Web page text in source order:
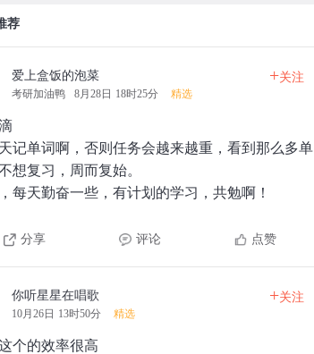
荐
爱上盒饭的泡菜
考研加油鸭 8月28日 18时25分 精选
+关注
记单词啊，否则任务会越来越重，看到那么多单
想复习，周而复始。
每天勤奋一些，有计划的学习，共勉啊！
分享 评论 点赞
你听星星在唱歌
10月26日 13时50分 精选
+关注
个的效率很高